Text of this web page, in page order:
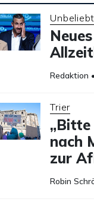
Redaktion
Trier
nach
zur
Robin